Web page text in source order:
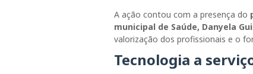
A ação contou com a presença do
municipal de Saúde, Danyela
valorização dos profissionais e o
Tecnologia a